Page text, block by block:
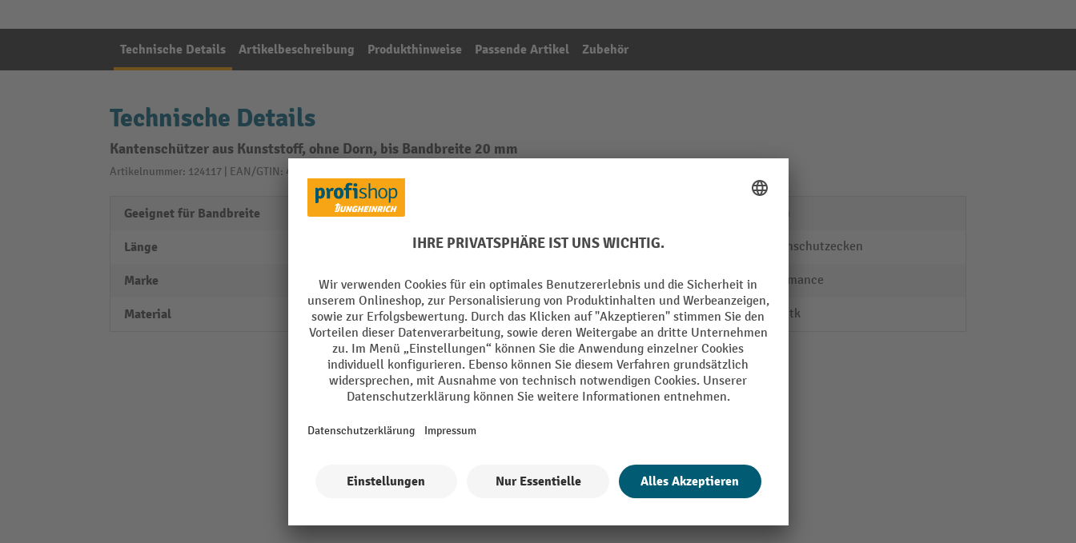
Technische Details Artikelbeschreibung Produkthinweise Passende Artikel Zubehör
Technische Details
Kantenschützer aus Kunststoff, ohne Dorn, bis Bandbreite 20 mm
Artikelnummer: 124117 | EAN/GTIN: 4030198177341
Geeignet für Bandbreite 20 mm
Länge
Marke bawepa
Material Kunststoff
40 mm
Schutzprofil Typ Kantenschutzecken
Segment Performance
VE 2000 Stk